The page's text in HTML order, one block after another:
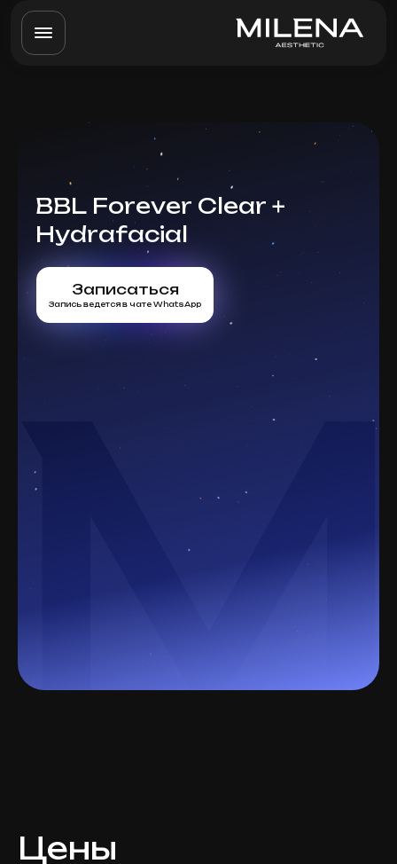
BBL Forever Clear +
Hydrafacial
Записаться
Запись ведется в чате WhatsApp
Цены